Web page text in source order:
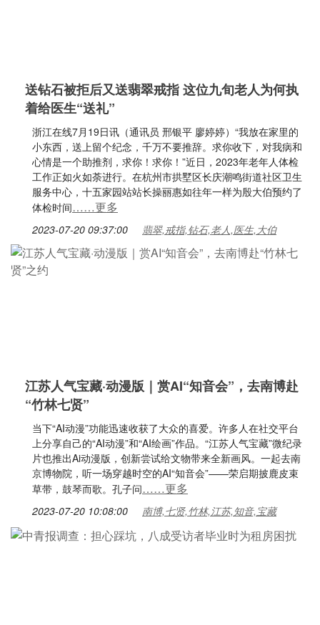
送钻石被拒后又送翡翠戒指 这位九旬老人为何执
着给医生“送礼”
浙江在线7月19日讯（通讯员 邢银平 廖婷婷）“我放在家里的
小东西，送上留个纪念，千万不要推辞。求你收下，对我病和
心情是一个助推剂，求你！求你！”近日，2023年老年人体检
工作正如火如荼进行。在杭州市拱墅区长庆潮鸣街道社区卫生
服务中心，十五家园站站长操丽惠如往年一样为殷大伯预约了
体检时间……更多
2023-07-20 09:37:00 翡翠,戒指,钻石,老人,医生,大伯
江苏人气宝藏·动漫版｜赏AI“知音会”，去南博赴
“竹林七贤”
当下“AI动漫”功能迅速收获了大众的喜爱。许多人在社交平台
上分享自己的“AI动漫”和“AI绘画”作品。“江苏人气宝藏”微纪录
片也推出Ai动漫版，创新尝试给文物带来全新画风。一起去南
京博物院，听一场穿越时空的AI“知音会”——荣启期披鹿皮束
草带，鼓琴而歌。孔子问……更多
2023-07-20 10:08:00 南博,七贤,竹林,江苏,知音,宝藏